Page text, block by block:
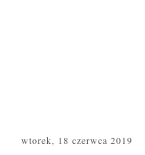
wtorek, 18 czerwca 2019